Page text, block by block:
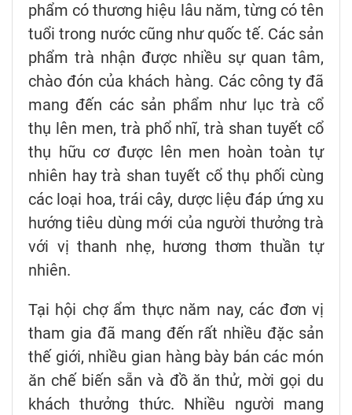
phẩm có thương hiệu lâu năm, từng có tên
tuổi trong nước cũng như quốc tế. Các sản
phẩm trà nhận được nhiều sự quan tâm,
chào đón của khách hàng. Các công ty đã
mang đến các sản phẩm như lục trà cổ
thụ lên men, trà phổ nhĩ, trà shan tuyết cổ
thụ hữu cơ được lên men hoàn toàn tự
nhiên hay trà shan tuyết cổ thụ phối cùng
các loại hoa, trái cây, dược liệu đáp ứng xu
hướng tiêu dùng mới của người thưởng trà
với vị thanh nhẹ, hương thơm thuần tự
nhiên.
Tại hội chợ ẩm thực năm nay, các đơn vị
tham gia đã mang đến rất nhiều đặc sản
thế giới, nhiều gian hàng bày bán các món
ăn chế biến sẵn và đồ ăn thử, mời gọi du
khách thưởng thức. Nhiều người mang